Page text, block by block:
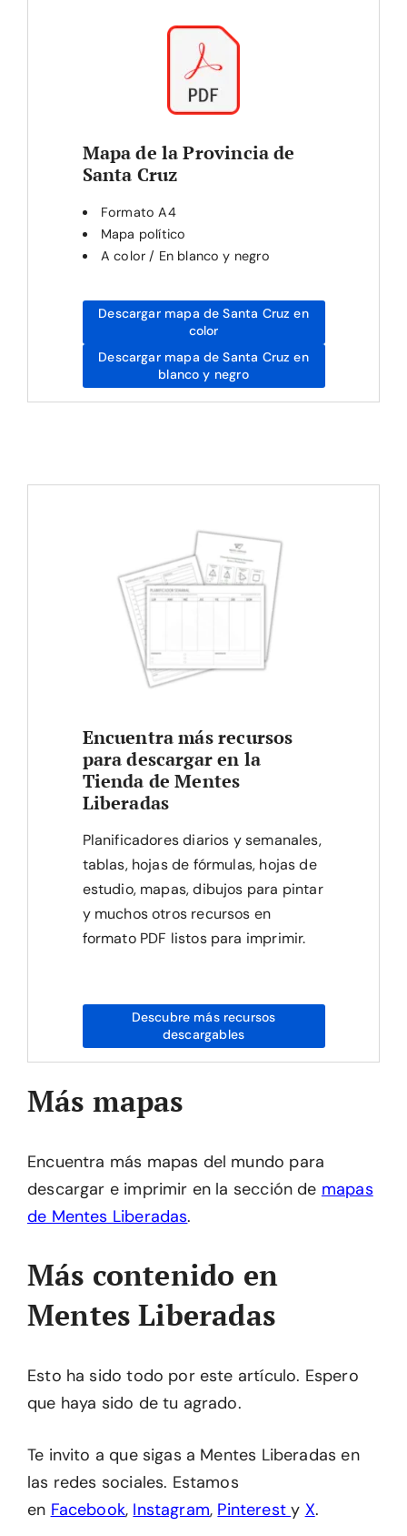
Mapa de la Provincia de
Santa Cruz
Formato A4
Mapa político
A color / En blanco y negro
Descargar mapa de Santa Cruz en
color
Descargar mapa de Santa Cruz en
blanco y negro
Encuentra más recursos
para descargar en la
Tienda de Mentes
Liberadas
Planificadores diarios y semanales,
tablas, hojas de fórmulas, hojas de
estudio, mapas, dibujos para pintar
y muchos otros recursos en
formato PDF listos para imprimir.
Descubre más recursos
descargables
Más mapas
Encuentra más mapas del mundo para
descargar e imprimir en la sección de mapas
de Mentes Liberadas.
Más contenido en
Mentes Liberadas
Esto ha sido todo por este artículo. Espero
que haya sido de tu agrado.
Te invito a que sigas a Mentes Liberadas en
las redes sociales. Estamos
en Facebook, Instagram, Pinteresty X.